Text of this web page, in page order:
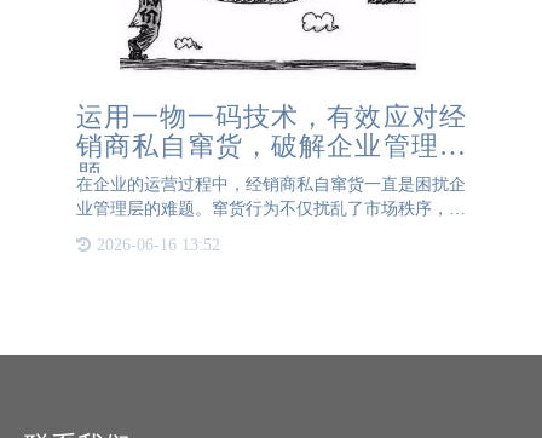
运用一物一码技术，有效应对经
销商私自窜货，破解企业管理难
题
在企业的运营过程中，经销商私自窜货一直是困扰企
业管理层的难题。窜货行为不仅扰乱了市场秩序，损
响了企业的决策准确性。然而，随着一物一码技术的
2026-06-16 13:52